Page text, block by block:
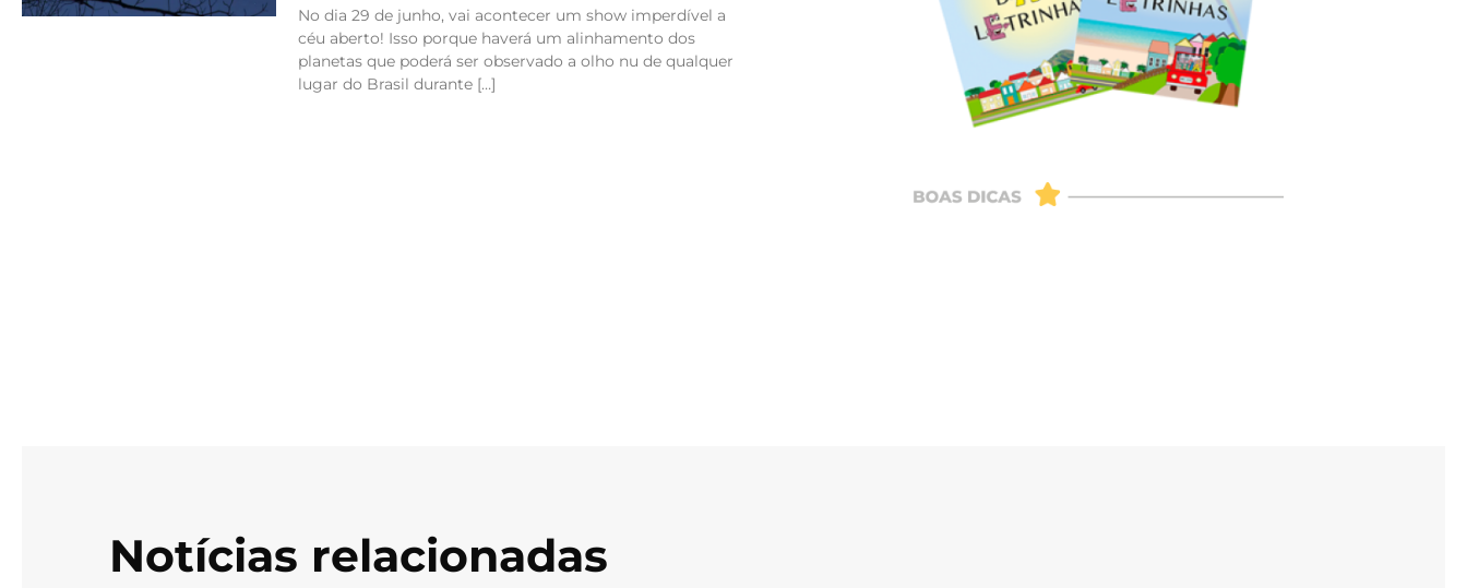
No dia 29 de junho, vai acontecer um show imperdível a
céu aberto! Isso porque haverá um alinhamento dos
planetas que poderá ser observado a olho nu de qualquer
lugar do Brasil durante […]
Notícias relacionadas